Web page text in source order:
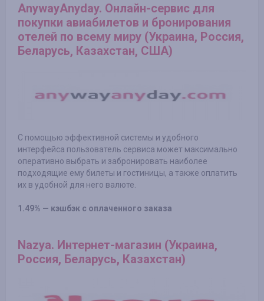
AnywayAnyday. Онлайн-сервис для
покупки авиабилетов и бронирования
отелей по всему миру (Украина, Россия,
Беларусь, Казахстан, США)
С помощью эффективной системы и удобного
интерфейса пользователь сервиса может максимально
оперативно выбрать и забронировать наиболее
подходящие ему билеты и гостиницы, а также оплатить
их в удобной для него валюте.
1.49% — кэшбэк с оплаченного заказа
Nazya. Интернет-магазин (Украина,
Россия, Беларусь, Казахстан)